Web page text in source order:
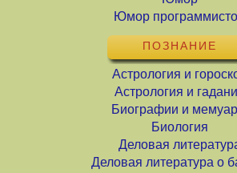
Юмор
ПОЗНАНИЕ
Астрология и
Астрология и
Биографии и
Биология
Деловая
Деловая литература о